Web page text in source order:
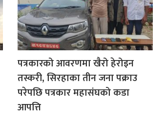
पत्रकारको आवरणमा खैरो हेरोइन
तस्करी, सिरहाका तीन जना पक्राउ
परेपछि पत्रकार महासंघको कडा
आपत्ति